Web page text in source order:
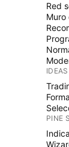
Red
Muro
IDEAS
PINE